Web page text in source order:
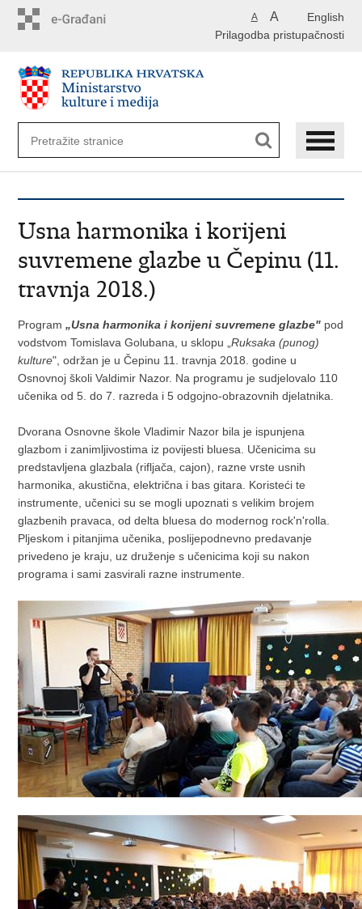
English
A A
Prilagodba pristupačnosti
Usna harmonika i korijeni
suvremene glazbe u Čepinu (11.
travnja 2018.)
Program„Usna harmonika i korijeni suvremene glazbe" pod
vodstvom Tomislava Golubana, u sklopu „Ruksaka (punog)
kulture", održan je u Čepinu 11. travnja 2018. godine u
Osnovnoj školi Valdimir Nazor. Na programu je sudjelovalo 110
učenika od 5. do 7. razreda i 5 odgojno-obrazovnih djelatnika.
Dvorana Osnovne škole Vladimir Nazor bila je ispunjena
glazbom i zanimljivostima iz povijesti bluesa. Učenicima su
predstavljena glazbala (rifljača, cajon), razne vrste usnih
harmonika, akustična, električna i bas gitara. Koristeći te
instrumente, učenici su se mogli upoznati s velikim brojem
glazbenih pravaca, od delta bluesa do modernog rock'n'rolla.
Pljeskom i pitanjima učenika, poslijepodnevno predavanje
privedeno je kraju, uz druženje s učenicima koji su nakon
programa i sami zasvirali razne instrumente.